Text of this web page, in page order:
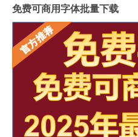
免费可商用字体批量下载